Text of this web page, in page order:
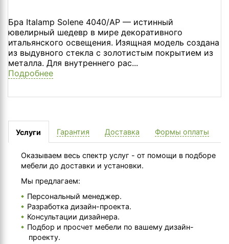
Бра Italamp Solene 4040/AP — истинный
ювелирный шедевр в мире декоративного
итальянского освещения. Изящная модель создана
из выдувного стекла с золотистым покрытием из
металла. Для внутреннего рас...
Подробнее
Услуги
Оказываем весь спектр услуг - от помощи в подборе
мебели до доставки и установки.
Мы предлагаем:
Персональный менеджер.
Разработка дизайн-проекта.
Консультации дизайнера.
Подбор и просчет мебели по вашему дизайн-
проекту.
Гарантия Доставка Формы оплаты